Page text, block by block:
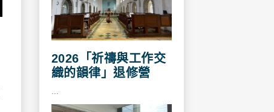
2026「祈禱與工作交
織的韻律」退修營